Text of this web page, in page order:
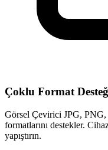
Çoklu Format
Görsel Çevirici JPG, PNG,
formatlarını destekler.
yapıştırın.